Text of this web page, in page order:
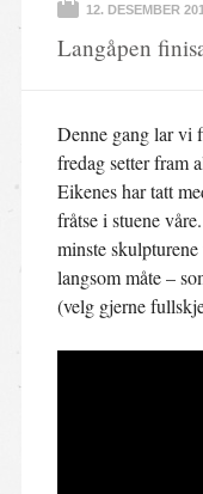
12. DESEMBER
Langåpen
Denne gang lar vi
fredag setter fram
Eikenes har tatt
fråtse i stuene
minste
langsom måte –
(velg gjerne